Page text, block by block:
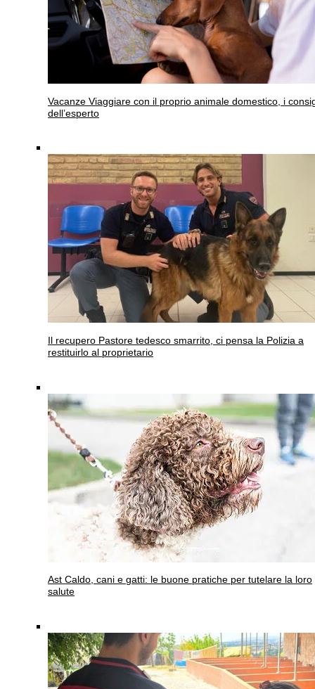
Vacanze Viaggiare con il proprio animale domestico, i
dell’esperto
Il recupero Pastore tedesco smarrito, ci pensa la Polizia a
restituirlo al proprietario
Ast Caldo, cani e gatti: le buone pratiche per tutelare la loro
salute